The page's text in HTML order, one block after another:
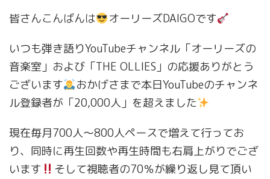
皆さんこんばんは
オーリーズDAIGOです
いつも弾き語りYouTubeチャンネル「オーリーズの
音楽室」および「THE OLLIES」の応援ありがとう
ございます
おかげさまで本日YouTubeのチャンネ
ル登録者が「20,000人」を超えました
現在毎月700人〜800人ペースで増えて行ってお
り、同時に再生回数や再生時間も右肩上がりでござ
います
そして視聴者の70％が繰り返し見て頂い